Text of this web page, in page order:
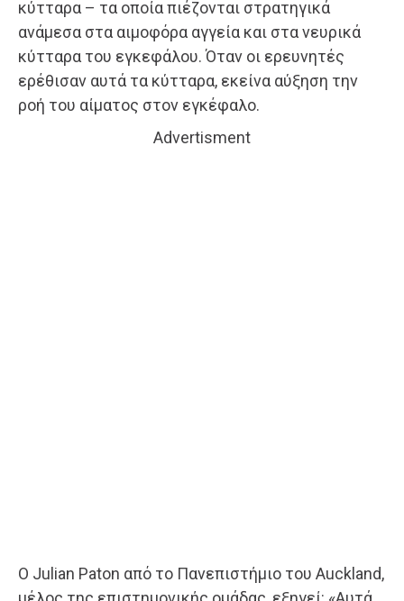
κύτταρα – τα οποία πιέζονται στρατηγικά
ανάμεσα στα αιμοφόρα αγγεία και στα νευρικά
κύτταρα του εγκεφάλου. Όταν οι ερευνητές
ερέθισαν αυτά τα κύτταρα, εκείνα αύξηση την
ροή του αίματος στον εγκέφαλο.
Advertisment
Ο Julian Paton από το Πανεπιστήμιο του Auckland,